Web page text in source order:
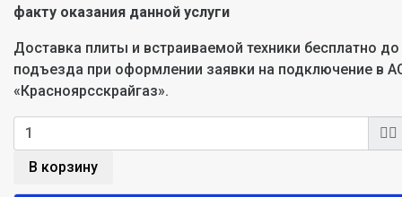
факту оказания данной услуги
Доставка плиты и встраиваемой техники бесплатно до
подъезда при оформлении заявки на подключение в
«Красноярсскрайгаз».
В корзину